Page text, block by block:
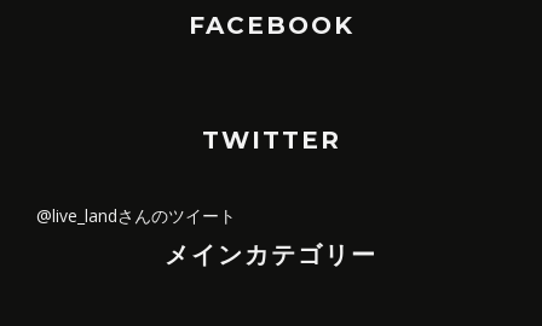
FACEBOOK
TWITTER
@live_landさんのツイート
メインカテゴリー